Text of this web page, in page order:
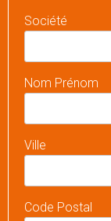
Société
Nom Prénom
Ville
Code Postal